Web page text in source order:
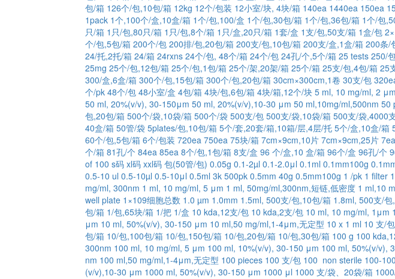
包/箱 126个/包,10包/箱 12kg 12个/包装 12小室/块, 4块/箱 140ea 1440ea 150ea
1pack 1个,100个/盒,10盒/箱 1个/包,100/盒 1个/包,30包/箱 1个/包,36包/箱 1个/包
只/箱 1只/包,80只/箱 1只/包,8个/箱 1只/盒,20只/箱 1套/盒 1支/包,50支/箱 1盒/包
个/包,5包/箱 200个/包 200排/包,20包/箱 200支/包,10包/箱 200支/盒,1盒/箱 200条/
24/托,2托/箱 24/箱 24rxns 24个/包, 48个/箱 24个/包 24孔/个,5个/箱 25 tests 250/
25mg 25个/包,12包/箱 25个/包,1包/箱 25个/架,20架/箱 25个/箱 25支/包,4包/箱 25
300/盒,6盒/箱 300个/包,15包/箱 300个/包,20包/箱 30cm×300cm,1卷 30支/包
个/pk 48个/包 48小室/盒 4包/箱 4块/包,6包/箱 4块/箱,12个/块 5 ml, 10 mg/ml, 2 μm
50 ml, 20%(v/v), 30-150μm 50 ml, 20%(v/v),10-30 μm 50 ml,10mg/ml,500nm 50
包,20包/箱 500个/袋,10袋/箱 500个/袋 500支/包 500支/袋,10袋/箱 500支/袋,4000
40盒/箱 50管/袋 5plates/包,10包/箱 5个/套,20套/箱,10箱/层,4层/托 5个/盒,10盒/箱
60个/包,5包/箱 6个/包装 720ea 750ea 75块/箱 7cm×9cm,10片 7cm×9cm,25片 7ea
个/箱 81孔/个 84ea 85ea 8个/包,1包/箱 8支/盒 96 个/盒,10 盒/箱 96个/盒 96孔/个
of 100 s码 xl码 xxl码 包(50管/包) 0.05g 0.1-2µl 0.1-2.0μl 0.1ml 0.1mm100g
0.5-10 ul 0.5-10µl 0.5-10μl 0.5ml 3k 500pk 0.5mm 40g 0.5mm100g 1 /pk 1 filter
mg/ml, 300nm 1 ml, 10 mg/ml, 5 μm 1 ml, 50mg/ml,300nm,短链,低密度 1 ml,10
well plate 1×109细胞总数 1.0 µm 1.0mm 1.5ml, 500支/包,10包/箱 1.8ml, 500支/
包/箱 1/包,65块/箱 1/把 1/盒 10 kda,12支/包 10 kda,2支/包 10 ml, 10 mg/ml, 1μm
μm 10 ml, 50%(v/v), 30-150 μm 10 ml,50 mg/ml,1-4μm,无定型 10 x 1 ml 10 支/包
包/箱 10/包,100包/箱 10/包,150包/箱 10/包,20包/箱 10/包,30包/箱 100 g 100
300nm 100 ml, 10 mg/ml, 5 μm 100 ml, 10%(v/v), 30-150 μm 100 ml, 50%(v/v),
nm 100 ml,50 mg/ml,1-4μm,无定型 100 pieces 100 支/包 100 non sterile 100-
(v/v),10-30 μm 1000 ml, 50%(v/v), 30-150 μm 1000 μl 1000 支/袋、20袋/箱